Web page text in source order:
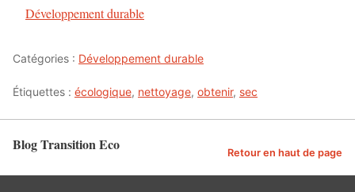
Par rapport à
Développement durable
Catégories : Développement durable
Étiquettes : écologique, nettoyage, obtenir, sec
Blog Transition Eco Retour en haut de page